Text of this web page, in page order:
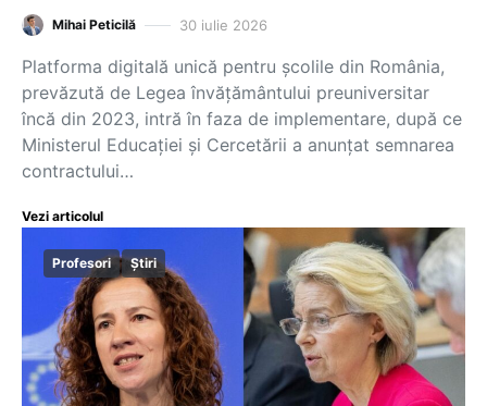
Mihai Peticilă 30 iulie 2026
Platforma digitală unică pentru școlile din România,
prevăzută de Legea învățământului preuniversitar
încă din 2023, intră în faza de implementare, după ce
Ministerul Educației și Cercetării a anunțat semnarea
contractului…
Vezi articolul
Profesori Știri